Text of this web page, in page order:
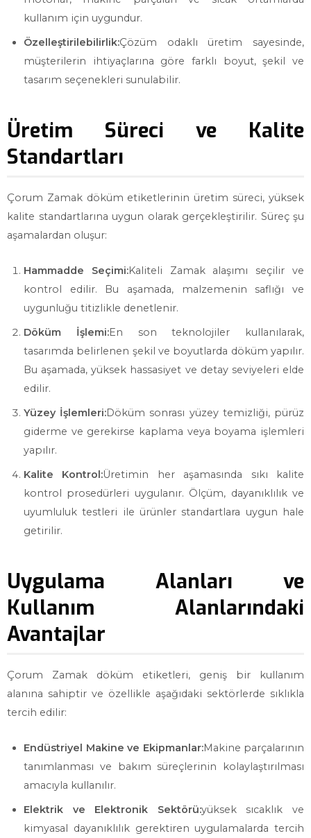
kullanım için uygundur.
Özelleştirilebilirlik:Çözüm odaklı üretim sayesinde,
müşterilerin ihtiyaçlarına göre farklı boyut, şekil ve
tasarım seçenekleri sunulabilir.
Üretim Süreci ve Kalite
Standartları
Çorum Zamak döküm etiketlerinin üretim süreci, yüksek
kalite standartlarına uygun olarak gerçekleştirilir. Süreç şu
aşamalardan oluşur:
Hammadde Seçimi:Kaliteli Zamak alaşımı seçilir ve
kontrol edilir. Bu aşamada, malzemenin saflığı ve
uygunluğu titizlikle denetlenir.
Döküm İşlemi:En son teknolojiler kullanılarak,
tasarımda belirlenen şekil ve boyutlarda döküm yapılır.
Bu aşamada, yüksek hassasiyet ve detay seviyeleri elde
edilir.
Yüzey İşlemleri:Döküm sonrası yüzey temizliği, pürüz
giderme ve gerekirse kaplama veya boyama işlemleri
yapılır.
Kalite Kontrol:Üretimin her aşamasında sıkı kalite
kontrol prosedürleri uygulanır. Ölçüm, dayanıklılık ve
uyumluluk testleri ile ürünler standartlara uygun hale
getirilir.
Uygulama Alanları ve
Kullanım Alanlarındaki
Avantajlar
Çorum Zamak döküm etiketleri, geniş bir kullanım
alanına sahiptir ve özellikle aşağıdaki sektörlerde sıklıkla
tercih edilir:
Endüstriyel Makine ve Ekipmanlar:Makine parçalarının
tanımlanması ve bakım süreçlerinin kolaylaştırılması
amacıyla kullanılır.
Elektrik ve Elektronik Sektörü:yüksek sıcaklık ve
kimyasal dayanıklılık gerektiren uygulamalarda tercih